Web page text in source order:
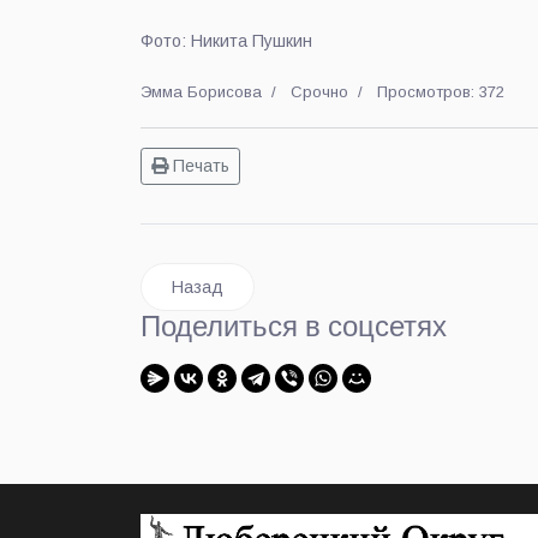
Фото: Никита Пушкин
Эмма Борисова Срочно Просмотров: 372
Печать
Предыдущий: Александр Чувашев: «Если не
Назад
Поделиться в соцсетях